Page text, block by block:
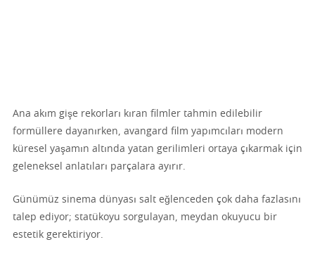
Ana akım gişe rekorları kıran filmler tahmin edilebilir
formüllere dayanırken, avangard film yapımcıları modern
küresel yaşamın altında yatan gerilimleri ortaya çıkarmak için
geleneksel anlatıları parçalara ayırır.
Günümüz sinema dünyası salt eğlenceden çok daha fazlasını
talep ediyor; statükoyu sorgulayan, meydan okuyucu bir
estetik gerektiriyor.